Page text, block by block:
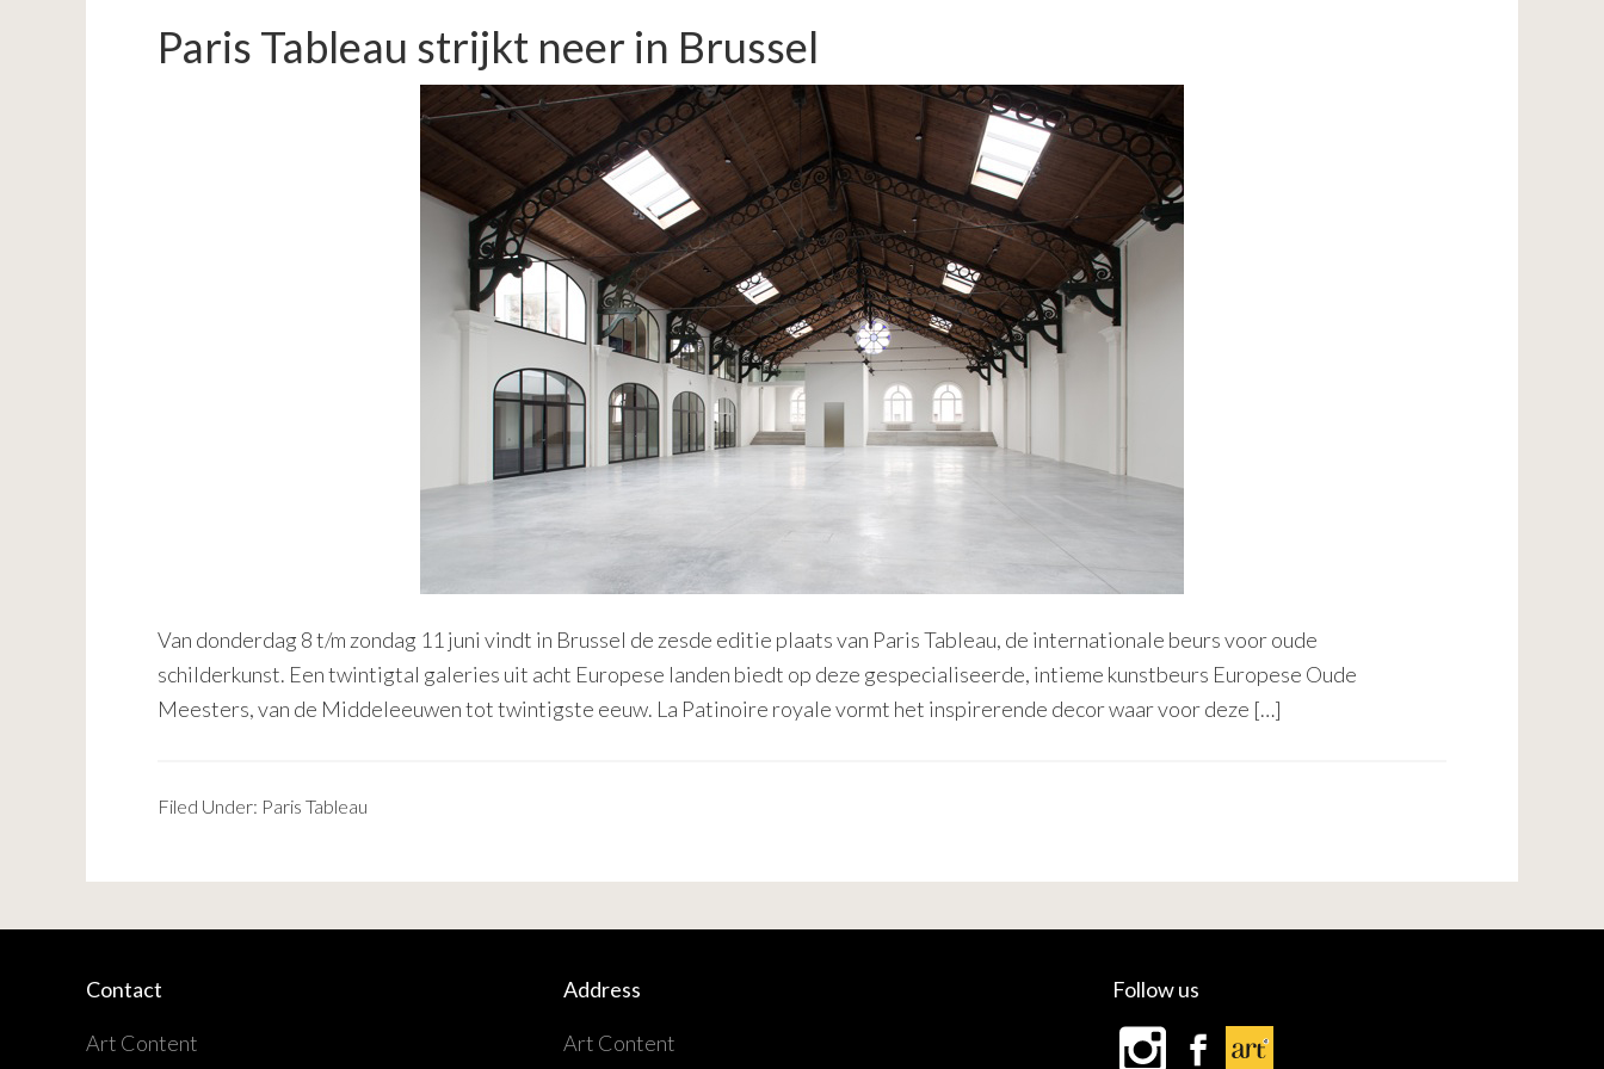
Paris Tableau strijkt neer in Brussel
Van donderdag 8 t/m zondag 11 juni vindt in Brussel de zesde editie plaats van Paris Tableau, de internationale beurs voor oude
schilderkunst. Een twintigtal galeries uit acht Europese landen biedt op deze gespecialiseerde, intieme kunstbeurs Europese Oude
Meesters, van de Middeleeuwen tot twintigste eeuw. La Patinoire royale vormt het inspirerende decor waar voor deze […]
Filed Under: Paris Tableau
Contact
Art Content
Address
Art Content
Follow us